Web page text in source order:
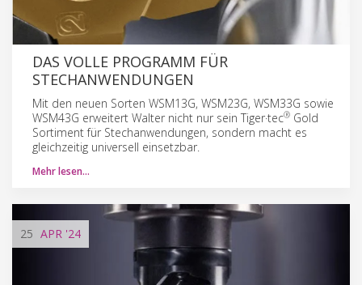
DAS VOLLE PROGRAMM FÜR
STECHANWENDUNGEN
Mit den neuen Sorten WSM13G, WSM23G, WSM33G sowie
WSM43G erweitert Walter nicht nur sein Tiger·tec® Gold
Sortiment für Stechanwendungen, sondern macht es
gleichzeitig universell einsetzbar.
Mehr lesen…
25 APR '24